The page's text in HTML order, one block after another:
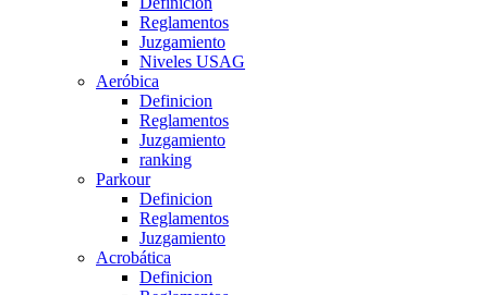
Reglamentos
Juzgamiento
Niveles USAG
Aeróbica
Definicion
Reglamentos
Juzgamiento
ranking
Parkour
Definicion
Reglamentos
Juzgamiento
Acrobática
Definicion